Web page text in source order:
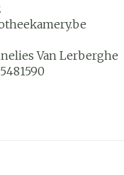
Van Lerberghe